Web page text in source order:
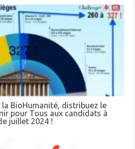
BioHumanité, distribuez le
pour Tous aux candidats à
juillet 2024 !